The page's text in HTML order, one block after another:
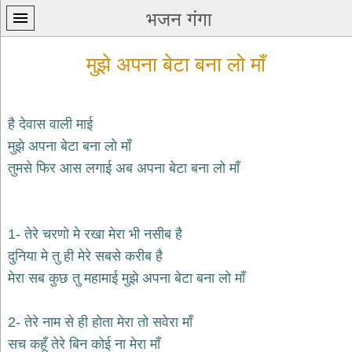
भजन गंगा
प्रथम
पन्ना
भजन
krishna
bhajans
शिव
bhajans
हनुमान
मुझे अपना बेटा बना लो माँ
है देवास वाली माई
मुझे अपना बेटा बना लो माँ
तुमसे फिर आस लगाई अब अपना बेटा बना लो माँ
1- तेरे चरणो मे रखा मेरा भी नसीब है
दुनिया मे तु ही मेरे सबसे करीब है
मेरा सब कुछ तु महामाई मुझे अपना बेटा बना लो माँ
2- तेरे नाम से ही होता मेरा तो सवेरा माँ
सच कहूँ तेरे बिन कोई ना मेरा माँ